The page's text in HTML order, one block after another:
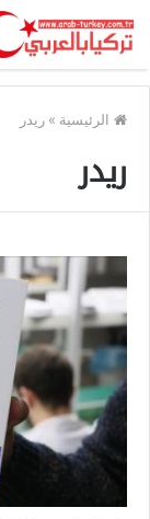
الرئيسية » ريدر
ريدر